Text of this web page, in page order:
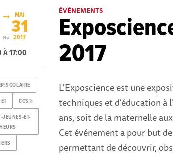
ÉVÉNEMENTS
2017
L'Exposcience est une
techniques et d'éducation à
ans, soit de la maternelle
Cet événement a pour but
permettant de découvrir,
au
MAI
31
2017
À 17:00
CCSTI
JEUNES-ET-